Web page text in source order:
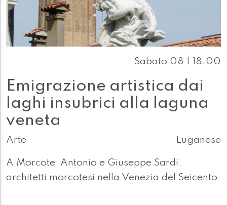
Sabato 08 | 18.00
Emigrazione artistica dai
laghi insubrici alla laguna
veneta
Arte Luganese
A Morcote Antonio e Giuseppe Sardi,
architetti morcotesi nella Venezia del Seicento